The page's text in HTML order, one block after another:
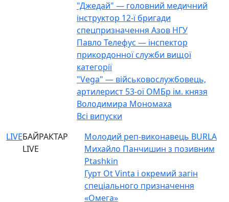
"Джедай" — головний медичний
інструктор 12-ї бригади
спецпризначення Азов НГУ
Павло Телефус — інспектор
прикордонної служби вищої
категорії
"Vega" — військовослужбовець,
артилерист 53-ої ОМБр ім. князя
Володимира Мономаха
Всі випуски
LIVEБАЙРАКТАР
LIVE
Молодий реп-виконавець BURLA
Михайло Панчишин з позивним
Ptashkin
Гурт Ot Vinta і окремий загін
спеціального призначення
«Омега»